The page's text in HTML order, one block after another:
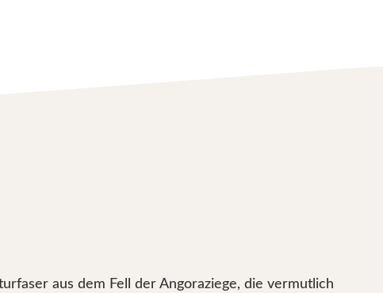
aus dem Fell der Angoraziege, die vermutlich